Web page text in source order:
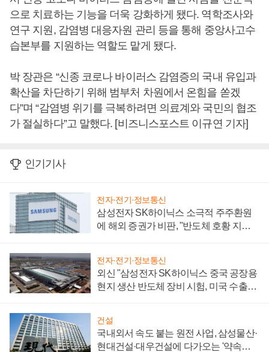
으로 치료하는 기능을 더욱 강화하게 됐다. 역학조사와
연구 지원, 감염병 대응자원 관리 등을 통해 중앙사고수
습본부를 지원하는 역할도 맡게 됐다.
박 장관은 “신종 코로나 바이러스 감염증의 국내 유입과
확산을 차단하기 위해 범부처 차원에서 온힘을 쏟겠
다”며 “감염병 위기를 극복하려면 의료계와 국민의 협조
가 절실하다”고 말했다. [비즈니스포스트 이규연 기자]
인기기사
전자·전기·정보통신
삼성전자 SK하이닉스 소극적 주주환원
에 해외 증권가 비판, "반도체 호황 지속
전자·전기·정보통신
외신 "삼성전자 SK하이닉스 중국 공장용
현지 생산 반도체 장비 시험, 미국 수출통
건설
국내외서 속도 붙는 원전 사업, 삼성물산·
현대건설·대우건설에 다가오는 '약속의